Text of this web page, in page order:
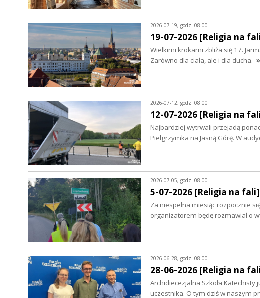
2026-07-19, godz. 08:00
19-07-2026 [Religia na
Wielkimi krokami zbliża się 17.
Zarówno dla ciała, ale i dla ducha.
2026-07-12, godz. 08:00
12-07-2026 [Religia na
Najbardziej wytrwali przejadą
Pielgrzymka na Jasną Górę. W
2026-07-05, godz. 08:00
5-07-2026 [Religia na fali]
Za niespełna miesiąc rozpocznie
organizatorem będę rozmawiał o
2026-06-28, godz. 08:00
28-06-2026 [Religia na
Archidiecezjalna Szkoła
uczestnika. O tym dziś w naszym